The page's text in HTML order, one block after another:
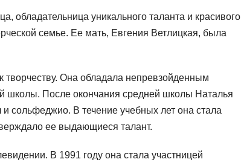
обладательница уникального таланта и красивого
семье. Ее мать, Евгения Ветлицкая, была
творчеству. Она обладала непревзойденным
школы. После окончания средней школы Наталья
сольфеджио. В течение учебных лет она стала
ее выдающиеся талант.
В 1991 году она стала участницей